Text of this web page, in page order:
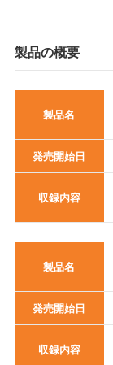
製品の概要
製品名
発売開始日
収録内容
製品名
発売開始日
収録内容